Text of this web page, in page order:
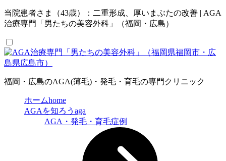
当院患者さま（43歳）：二重形成、厚いまぶたの改善 | AGA
治療専門「男たちの美容外科」（福岡・広島）
福岡・広島のAGA(薄毛)・発毛・育毛の専門クリニック
ホームhome
AGAを知ろう aga
AGA・発毛・育毛症例